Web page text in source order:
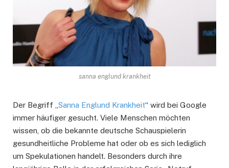
sanna englund krankheit
Der Begriff „Sanna Englund Krankheit“ wird bei Google
immer häufiger gesucht. Viele Menschen möchten
wissen, ob die bekannte deutsche Schauspielerin
gesundheitliche Probleme hat oder ob es sich lediglich
um Spekulationen handelt. Besonders durch ihre